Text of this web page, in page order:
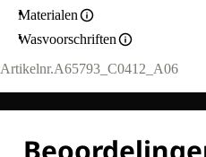
Materialen
Wasvoorschriften
Artikelnr.A65793_C0412_A06